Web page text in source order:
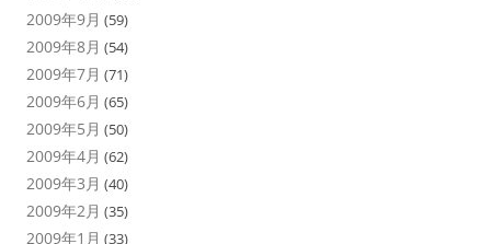
2009年9月 (59)
2009年8月 (54)
2009年7月 (71)
2009年6月 (65)
2009年5月 (50)
2009年4月 (62)
2009年3月 (40)
2009年2月 (35)
2009年1月 (33)